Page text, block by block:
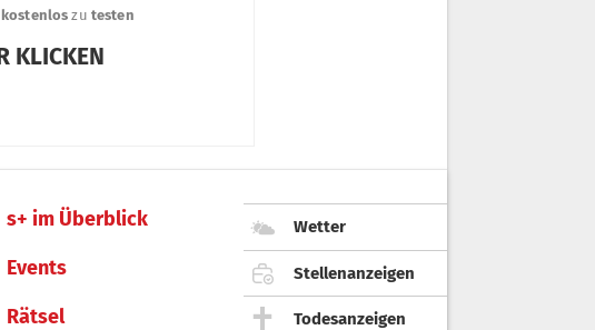
s+ im Überblick
Events
Rätsel
Wetter
Stellenanzeigen
Todesanzeigen